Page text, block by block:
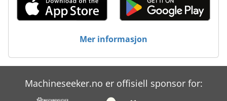
Mer informasjon
Machineseeker.no er offisiell sponsor for: